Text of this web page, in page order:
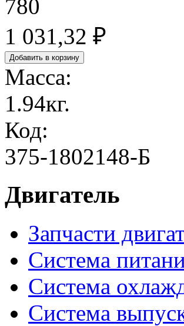
780
1 031,32 ₽
Масса:
1.94кг.
Код:
375-1802148-Б
Двигатель
Запчасти
Система
Система
Система